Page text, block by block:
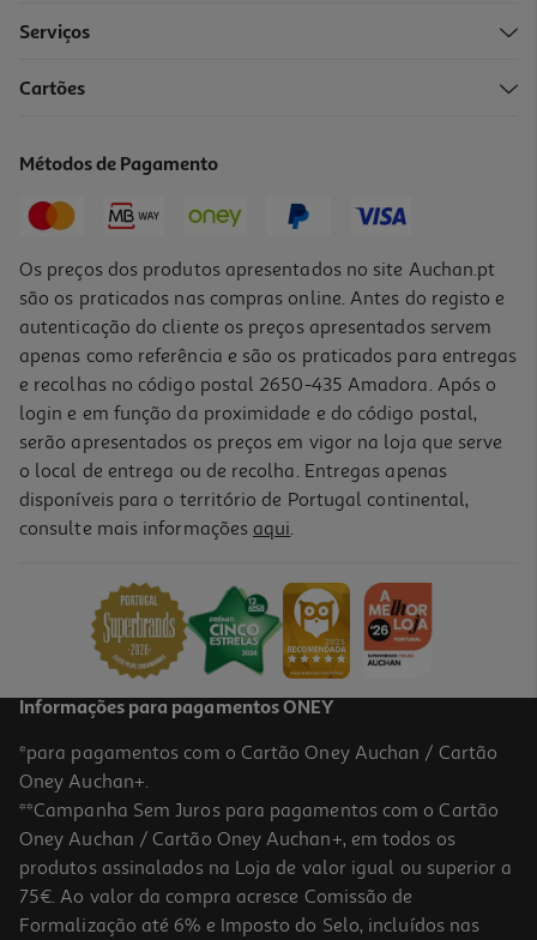
Ração Cão Júnior Auchan Grain Free Frango Fresco 2kg
-25%
Serviços
Cartões
Métodos de Pagamento
Os preços dos produtos apresentados no site Auchan.pt
são os praticados nas compras online. Antes do registo e
autenticação do cliente os preços apresentados servem
apenas como referência e são os praticados para entregas
e recolhas no código postal 2650-435 Amadora. Após o
login e em função da proximidade e do código postal,
serão apresentados os preços em vigor na loja que serve
o local de entrega ou de recolha. Entregas apenas
disponíveis para o território de Portugal continental,
consulte mais informações aqui.
Informações para pagamentos ONEY
*para pagamentos com o Cartão Oney Auchan / Cartão
Oney Auchan+.
**Campanha Sem Juros para pagamentos com o Cartão
Oney Auchan / Cartão Oney Auchan+, em todos os
produtos assinalados na Loja de valor igual ou superior a
75€. Ao valor da compra acresce Comissão de
Formalização até 6% e Imposto do Selo, incluídos nas